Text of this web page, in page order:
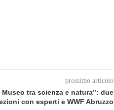
prossimo articolo
Museo tra scienza e natura”: due
con esperti e WWF Abruzzo